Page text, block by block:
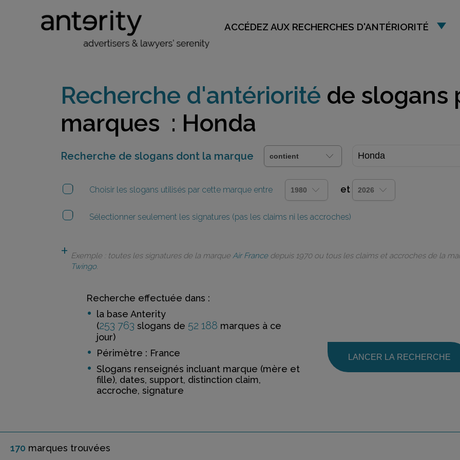
ACCÉDEZ AUX RECHERCHES D'ANTÉRIORITÉ
Recherche d'antériorité de slogans
marques : Honda
Recherche de slogans dont la marque
Choisir les slogans utilisés par cette marque entre et
Sélectionner seulement les signatures (pas les claims ni les accroches)
Exemple : toutes les signatures de la marque Air Francedepuis 1970 ou tous les claims et accroches de la
Twingo.
Recherche effectuée dans :
la base Anterity
(253 763 slogans de 52 188 marques à ce
jour)
Périmètre : France
Slogans renseignés incluant marque (mère et
fille), dates, support, distinction claim,
accroche, signature
LANCER LA RECHERCHE
170 marques trouvées